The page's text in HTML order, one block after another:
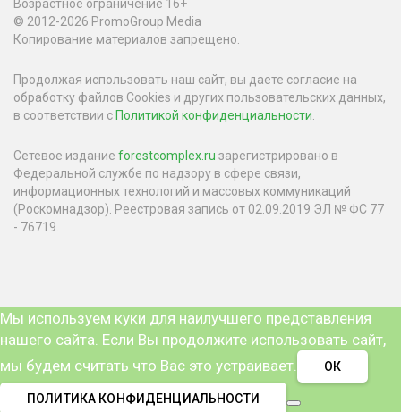
Возрастное ограничение 16+
© 2012-2026 PromoGroup Media
Копирование материалов запрещено.
Продолжая использовать наш сайт, вы даете согласие на
обработку файлов Cookies и других пользовательских данных,
в соответствии с Политикой конфиденциальности
Сетевое издание forestcomplex.ru зарегистрировано в
Федеральной службе по надзору в сфере связи,
информационных технологий и массовых коммуникаций
(Роскомнадзор). Реестровая запись от 02.09.2019 ЭЛ № ФС 77
- 76719.
Мы используем куки для наилучшего представления
нашего сайта. Если Вы продолжите использовать сайт,
мы будем считать что Вас это устраивает.
ОК
ПОЛИТИКА КОНФИДЕНЦИАЛЬНОСТИ